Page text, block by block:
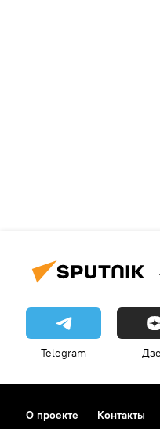
Telegram
О проекте Контакты